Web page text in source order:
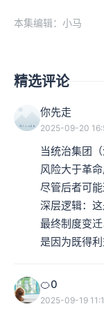
本集编辑：小马
精选评论
你先走
2025-09-20
当统治集团
风险大于革
尽管后者可
深层逻辑：
最终制度变
是因为既得
🍊0
2025-09-19